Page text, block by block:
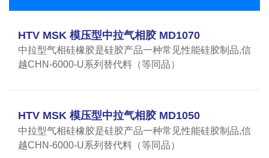
HTV MSK 模压型中拉气相胶 MD1070
中拉型气相硅橡胶是硅胶产品一种常见性能硅胶制品,信
越CHN-6000-U系列替代料（等同品）
HTV MSK 模压型中拉气相胶 MD1050
中拉型气相硅橡胶是硅胶产品一种常见性能硅胶制品,信
越CHN-6000-U系列替代料（等同品）